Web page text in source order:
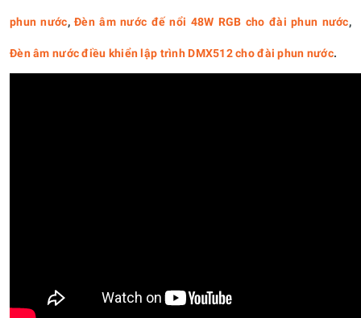
phun nước,Đèn âm nước đế nổi 48W RGB cho đài phun nước,
Đèn âm nước điều khiển lập trình DMX512 cho đài phun nước.